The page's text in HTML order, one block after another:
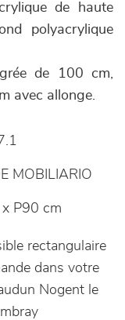
de haute
polyacrylique
de 100 cm,
avec allonge.
MOBILIARIO
P90 cm
rectangulaire
dans votre
Nogent le